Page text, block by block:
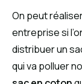
On peut
entreprise si
distribuer un
qui va polluer